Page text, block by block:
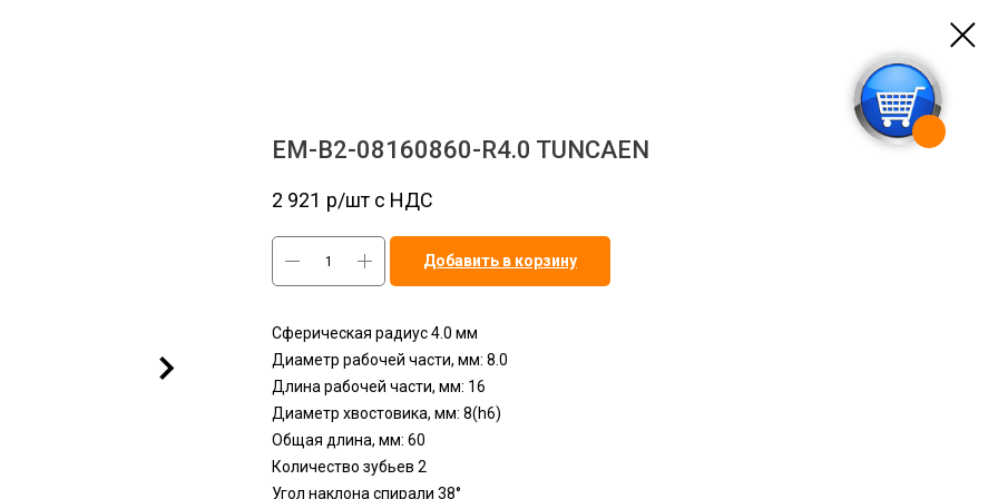
EM-B2-08160860-R4.0 TUNCAEN
2 921 р/шт c НДС
Добавить в корзину
Сферическая радиус 4.0 мм
Диаметр рабочей части, мм: 8.0
Длина рабочей части, мм: 16
Диаметр хвостовика, мм: 8(h6)
Общая длина, мм: 60
Количество зубьев 2
Угол наклона спирали 38°